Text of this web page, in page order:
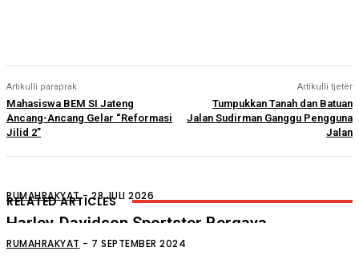
Artikulli paraprak
Mahasiswa BEM SI Jateng
Ancang-Ancang Gelar “Reformasi
Jilid 2”
Artikulli tjetër
Tumpukkan Tanah dan Batuan
Jalan Sudirman Ganggu Pengguna
Jalan
RELATED ARTICLES
RUMAHRAKYAT - 28 JULI 2026
Harley-Davidson Sportster Bergaya
Lawas
RUMAHRAKYAT - 7 SEPTEMBER 2024